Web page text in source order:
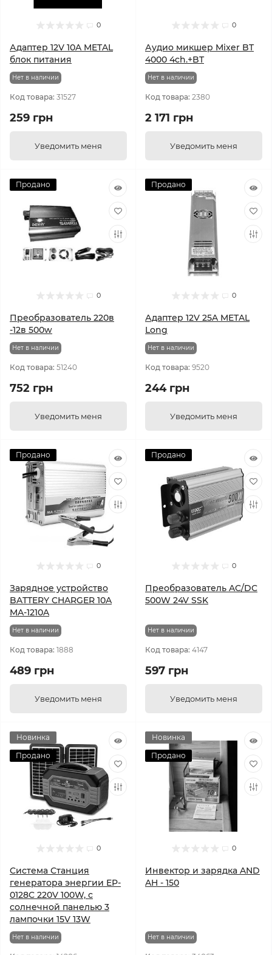
0
Адаптер 12V 10A METAL
блок питания
Нет в наличии
Код товара: 31527
259 грн
Уведомить меня
0
Аудио микшер Mixer BT
4000 4ch.+BT
Нет в наличии
Код товара: 2380
2 171 грн
Уведомить меня
Продано
0
Преобразователь 220в
-12в 500w
Нет в наличии
Код товара: 51240
752 грн
Уведомить меня
Продано
0
Адаптер 12V 25A METAL
Long
Нет в наличии
Код товара: 9520
244 грн
Уведомить меня
Продано
0
Зарядное устройство
BATTERY CHARGER 10A
MA-1210A
Нет в наличии
Код товара: 1888
489 грн
Уведомить меня
Продано
0
Преобразователь AC/DC
500W 24V SSK
Нет в наличии
Код товара: 4147
597 грн
Уведомить меня
Новинка
Продано
0
Cистема Станция
генератора энергии EP-
0128C 220V 100W, с
солнечной панелью 3
лампочки 15V 13W
Нет в наличии
Новинка
Продано
0
Инвектор и зарядка AND
AH - 150
Нет в наличии